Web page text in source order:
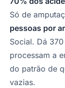
Só de
pessoas por
Social. Dá
processam a
do patrão de
vazias.